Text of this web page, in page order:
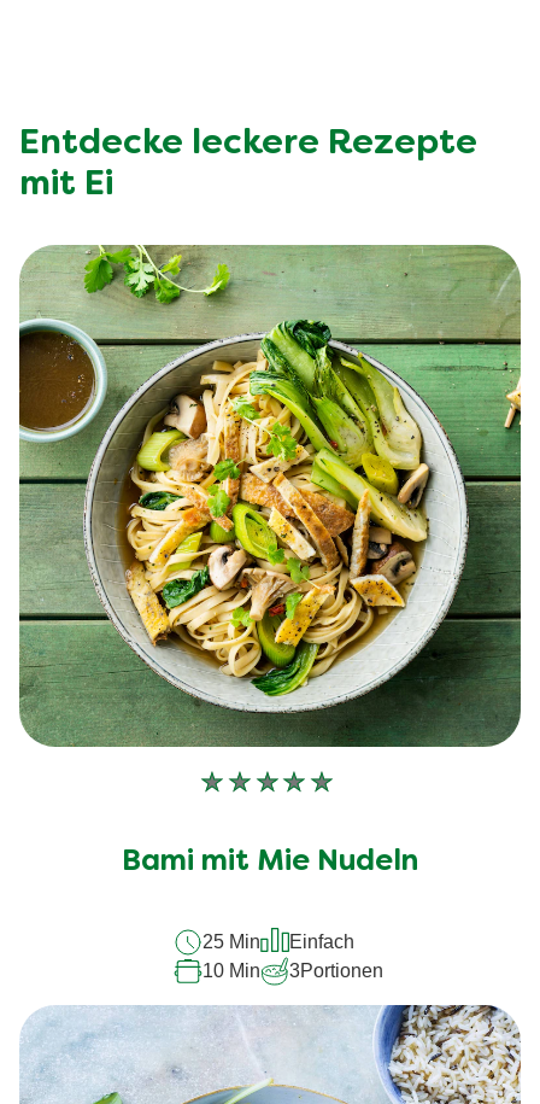
Entdecke leckere Rezepte
mit Ei
Keine
für
abgegeben
Bami mit Mie Nudeln
25 Min
Einfach
10 Min
3Portionen